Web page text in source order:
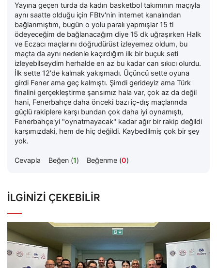
Yayına geçen turda da kadın basketbol takımının maçıyla
aynı saatte olduğu için FBtv'nin internet kanalından
bağlanmıştım, bugün o yolu paralı yapmışlar 15 tl
ödeyeceğim de bağlanacağım diye 15 dk uğraşırken Halk
ve Eczacı maçlarını doğrudürüst izleyemez oldum, bu
maçta da aynı nedenle kaçırdığım ilk bir buçuk seti
izleyebilseydim herhalde en az bu kadar can sıkıcı olurdu.
İlk sette 12'de kalmak yakışmadı. Üçüncü sette oyuna
girdi Fener ama geç kalmıştı. Şimdi gerideyiz ama Türk
finalini gerçekleştirme şansımız hala var, çok az da değil
hani, Fenerbahçe daha önceki bazı iç-dış maçlarında
güçlü rakiplere karşı bundan çok daha iyi oynamıştı,
Fenerbahçe'yi "oynatmayacak" kadar ağır bir rakip değildi
karşımızdaki, hem de hiç değildi. Kaybedilmiş çok bir şey
yok.
Cevapla Beğen (1) Beğenme (0)
İLGINIZI ÇEKEBILIR